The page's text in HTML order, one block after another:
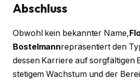
Abschluss
Obwohl kein bekannter Name,
Bostelmannrepräsentiert den
dessen Karriere auf sorgfältigen
stetigem Wachstum und der